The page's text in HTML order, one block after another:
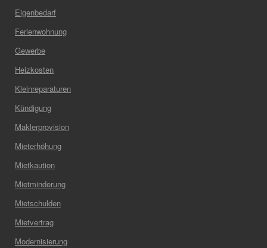
Eigenbedarf
Ferienwohnung
Gewerbe
Heizkosten
Kleinreparaturen
Kündigung
Maklerprovision
Mieterhöhung
Mietkaution
Mietminderung
Mietschulden
Mietvertrag
Modernisierung